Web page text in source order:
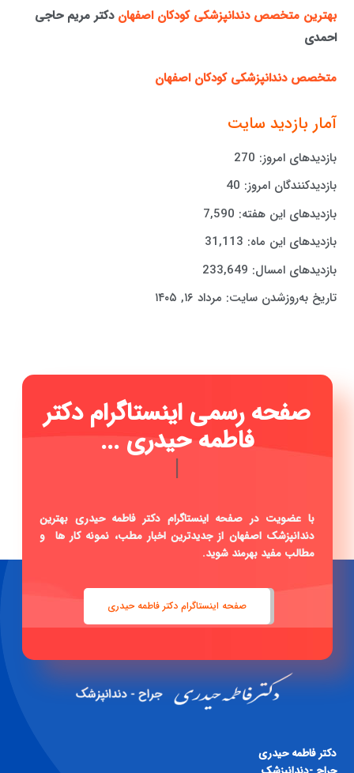
بهترین متخصص دندانپزشکی کودکان اصفهان دکتر مریم حاجی
احمدی
متخصص دندانپزشکی کودکان اصفهان
آمار بازدید سایت
بازدیدهای امروز: 270
بازدیدکنندگان امروز: 40
بازدیدهای این هفته: 7,590
بازدیدهای این ماه: 31,113
بازدیدهای امسال: 233,649
تاریخ به‌روزشدن سایت: مرداد ۱۶, ۱۴۰۵
صفحه رسمی اینستاگرام دکتر
فاطمه حیدری ...
|
با عضویت در صفحه اینستاگرام دکتر فاطمه حیدری بهترین
دندانپزشک اصفهان از جدیدترین اخبار مطب، نمونه کار ها و
مطالب مفید بهرمند شوید.
صفحه اینستاگرام دکتر فاطمه حیدری
دكتر فاطمه حيدری